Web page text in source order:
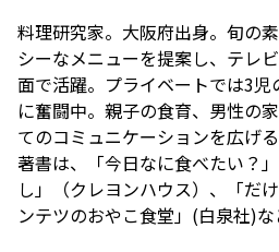
料理研究家。大阪府出身。旬の
シーなメニューを提案し、テレ
面で活躍。プライベートでは3
に奮闘中。親子の食育、男性の
てのコミュニケーションを広げ
著書は、「今日なに食べたい？
し」（クレヨンハウス）、「だ
ンテツのおやこ食堂」(白泉社)な